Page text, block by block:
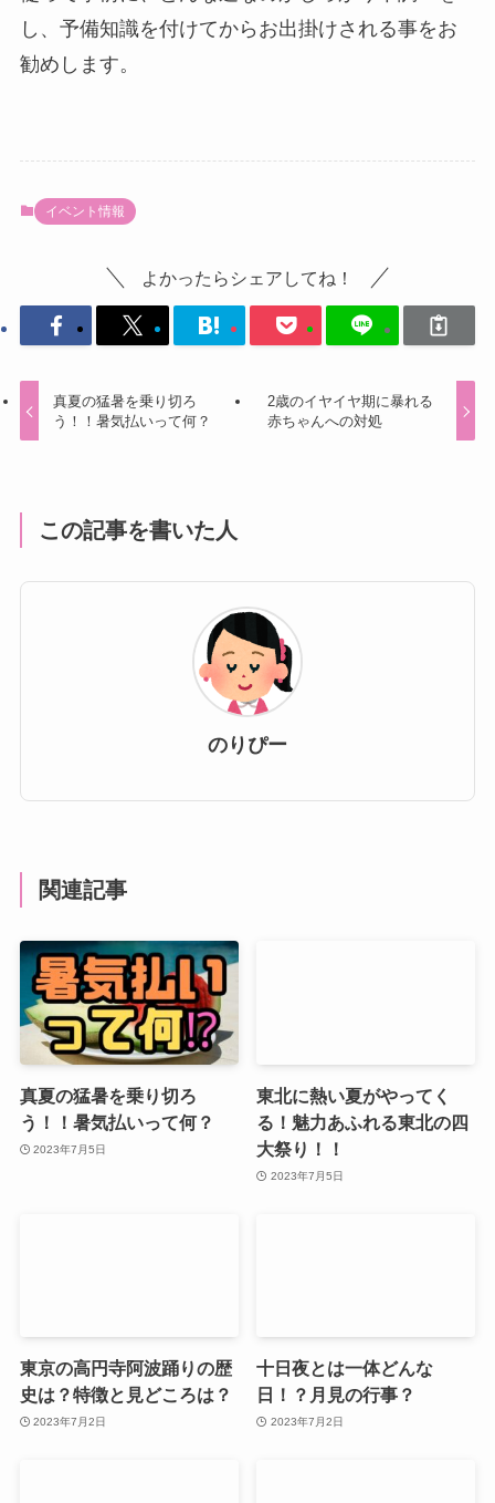
し、予備知識を付けてからお出掛けされる事をお
勧めします。
イベント情報
よかったらシェアしてね！
真夏の猛暑を乗り切ろ
う！！暑気払いって何？
2歳のイヤイヤ期に暴れる
赤ちゃんへの対処
この記事を書いた人
のりぴー
関連記事
真夏の猛暑を乗り切ろ
う！！暑気払いって何？
2023年7月5日
東北に熱い夏がやってく
る！魅力あふれる東北の四
大祭り！！
2023年7月5日
東京の高円寺阿波踊りの歴
史は？特徴と見どころは？
2023年7月2日
十日夜とは一体どんな
日！？月見の行事？
2023年7月2日